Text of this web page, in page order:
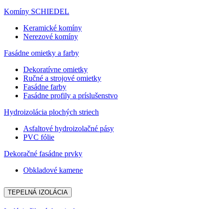
Komíny SCHIEDEL
Keramické komíny
Nerezové komíny
Fasádne omietky a farby
Dekoratívne omietky
Ručné a strojové omietky
Fasádne farby
Fasádne profily a príslušenstvo
Hydroizolácia plochých striech
Asfaltové hydroizolačné pásy
PVC fólie
Dekoračné fasádne prvky
Obkladové kamene
TEPELNÁ IZOLÁCIA